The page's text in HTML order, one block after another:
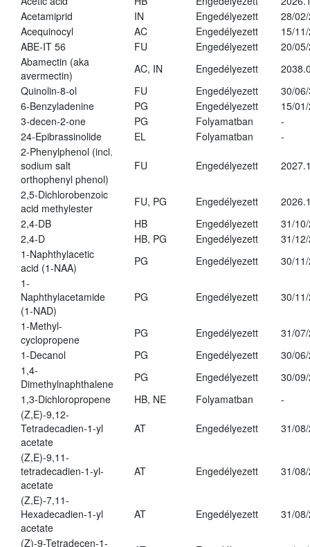
Acetamiprid
IN Engedélyezett
28/
Acequinocyl
AC Engedélyezett
15/
ABE-IT 56
FU Engedélyezett
20/
Abamectin (aka
avermectin)
AC, IN Engedélyezett
Quinolin-8-ol
FU Engedélyezett
30/
6-Benzyladenine
PG Engedélyezett
15/
3-decen-2-one
PG Folyamatban
-
24-Epibrassinolide
EL Folyamatban
-
2-Phenylphenol (incl.
sodium salt
orthophenyl phenol)
FU Engedélyezett
2,5-Dichlorobenzoic
acid methylester
FU, PG Engedélyezett
2,4-DB
HB Engedélyezett
31/
2,4-D
HB, PG Engedélyezett
31/
1-Naphthylacetic
acid (1-NAA)
PG Engedélyezett
30/
1-
Naphthylacetamide
(1-NAD)
PG Engedélyezett 30/
1-Methyl-
cyclopropene
PG Engedélyezett
31/
1-Decanol
PG Engedélyezett
30/
1,4-
Dimethylnaphthalene
PG Engedélyezett
30/
1,3-Dichloropropene
HB, NE Folyamatban
-
(Z,E)-9,12-
Tetradecadien-1-yl
acetate
AT Engedélyezett 31/
(Z,E)-9,11-
tetradecadien-1-yl-
acetate
AT Engedélyezett 31/
(Z,E)-7,11-
Hexadecadien-1-yl
acetate
AT Engedélyezett 31/
(Z)-9-Tetradecen-1-